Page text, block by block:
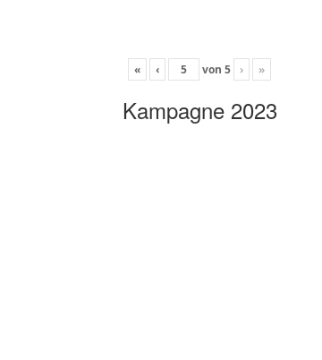
« ‹ von 5 › »
Kampagne 2023